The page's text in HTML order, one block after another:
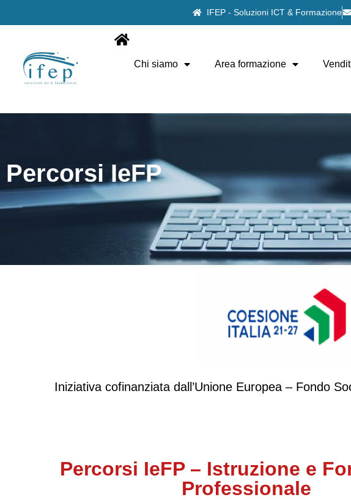
IFEP - Soluzioni ICT & Formazione
Chi siamo Area formazione
Percorsi IeFP
Iniziativa cofinanziata dall’Unione Europea – Fondo
Percorsi IeFP – Istruzione e
Professionale